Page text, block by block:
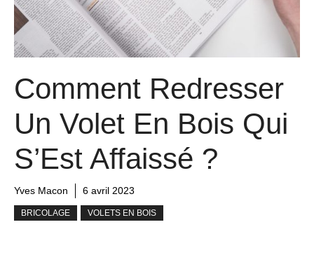
Comment Redresser
Un Volet En Bois Qui
S’Est Affaissé ?
Yves Macon 6 avril 2023
BRICOLAGE VOLETS EN BOIS